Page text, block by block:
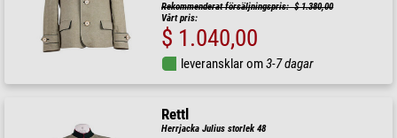
Rekommenderat försäljningspris: $ 1.380,00
Vårt pris:
$ 1.040,00
leveransklar om3-7 dagar
Rettl
Herrjacka Julius storlek 48